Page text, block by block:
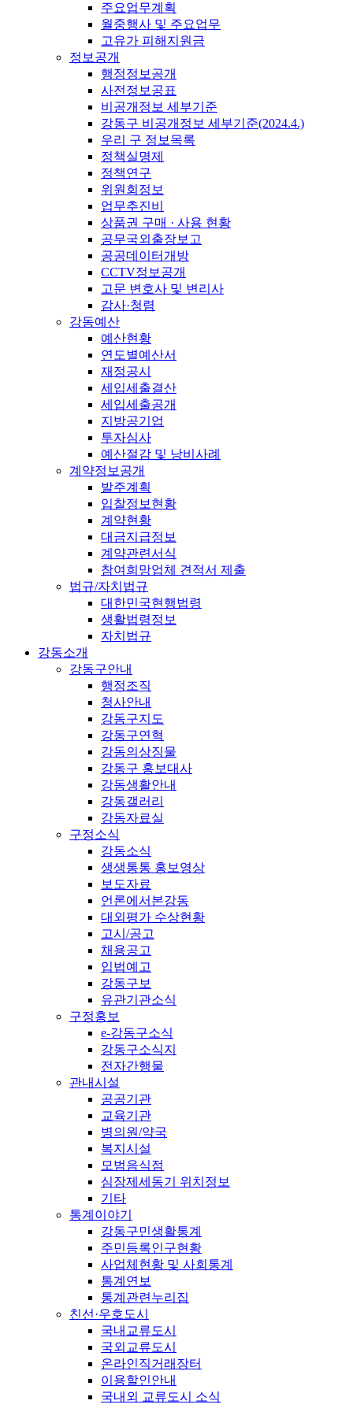
주요업무계획
월중행사 및 주요업무
고유가 피해지원금
정보공개
행정정보공개
사전정보공표
비공개정보 세부기준
강동구 비공개정보 세부기준(2024.4.)
우리 구 정보목록
정책실명제
정책연구
위원회정보
업무추진비
상품권 구매 · 사용 현황
공무국외출장보고
공공데이터개방
CCTV정보공개
고문 변호사 및 변리사
감사·청렴
강동예산
예산현황
연도별예산서
재정공시
세입세출결산
세입세출공개
지방공기업
투자심사
예산절감 및 낭비사례
계약정보공개
발주계획
입찰정보현황
계약현황
대금지급정보
계약관련서식
참여희망업체 견적서 제출
법규/자치법규
대한민국현행법령
생활법령정보
자치법규
강동소개
강동구안내
행정조직
청사안내
강동구지도
강동구연혁
강동의상징물
강동구 홍보대사
강동생활안내
강동갤러리
강동자료실
구정소식
강동소식
생생통통 홍보영상
보도자료
언론에서본강동
대외평가 수상현황
고시/공고
채용공고
입법예고
강동구보
유관기관소식
구정홍보
e-강동구소식
강동구소식지
전자간행물
관내시설
공공기관
교육기관
병의원/약국
복지시설
모범음식점
심장제세동기 위치정보
기타
통계이야기
강동구민생활통계
주민등록인구현황
사업체현황 및 사회통계
통계연보
통계관련누리집
친선·우호도시
국내교류도시
국외교류도시
온라인직거래장터
이용할인안내
국내외 교류도시 소식